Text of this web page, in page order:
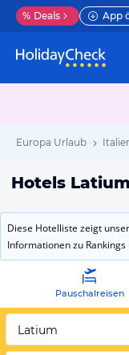
% Deals App
Europa Urlaub
Hotels Latium
Diese Hotelliste zeigt
Informationen zu
Pauschalreisen
Latium